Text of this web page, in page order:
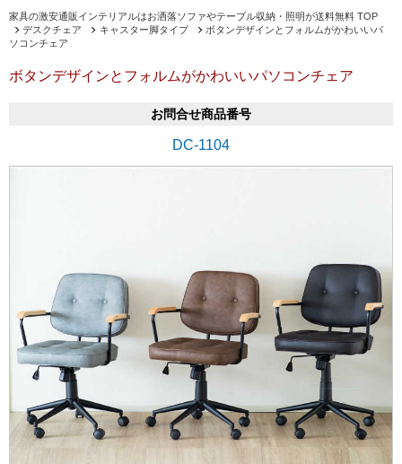
家具の激安通販インテリアルはお洒落ソファやテーブル収納・照明が送料無料 TOP
デスクチェア
キャスター脚タイプ
ボタンデザインとフォルムがかわいいパ
ソコンチェア
ボタンデザインとフォルムがかわいいパソコンチェア
お問合せ商品番号
DC-1104